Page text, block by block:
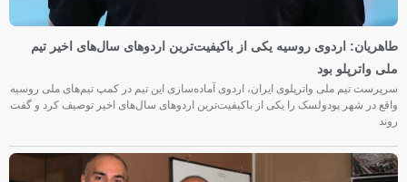
طاهریان: اردوی روسیه یکی از باکیفیت‌ترین اردوهای سال‌های اخیر تیم
ملی واترپلو بود
سرپرست تیم ملی واترپلوی ایران، اردوی آماده‌سازی این تیم در کمپ تیم‌های ملی روسیه
واقع در شهر پودولسک را یکی از باکیفیت‌ترین اردوهای سال‌های اخیر توصیف کرد و گفت
روند